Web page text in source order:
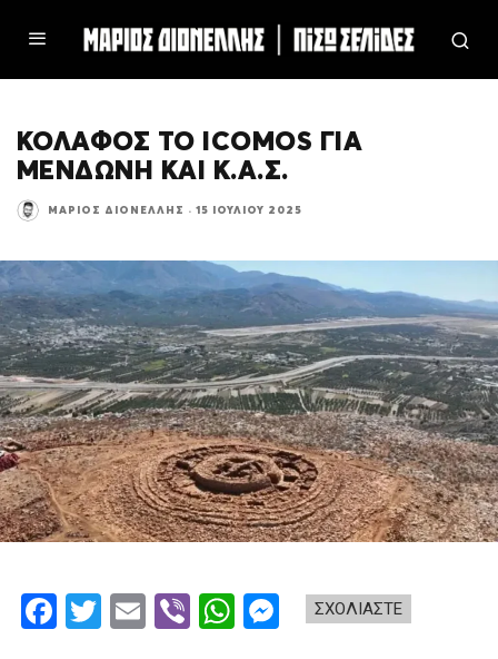
ΚΟΛΑΦΟΣ ΤΟ ICOMOS ΓΙΑ
ΜΕΝΔΩΝΗ ΚΑΙ Κ.Α.Σ.
ΜΆΡΙΟΣ ΔΙΟΝΈΛΛΗΣ · 15 ΙΟΥΛΊΟΥ 2025
ΣΧΟΛΙΑΣΤΕ
F
T
E
Vi W